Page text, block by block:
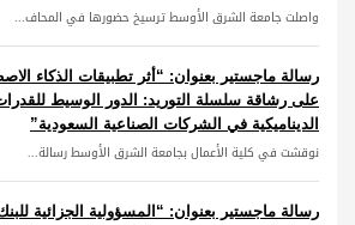
واصلت جامعة الشرق الأوسط ترسيخ حضورها في المحاف...
رسالة ماجستير بعنوان: “أثر تطبيقات الذكاء
على رشاقة سلسلة التوريد: الدور الوسيط
الديناميكية في الشركات الصناعية السعودية”
نوقشت في كلية الأعمال بجامعة الشرق الأوسط رسالة...
رسالة ماجستير بعنوان: “المسؤولية الجزائية